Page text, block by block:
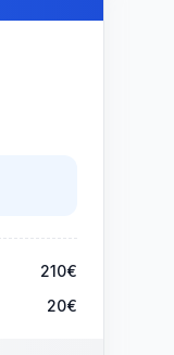
210€
20€